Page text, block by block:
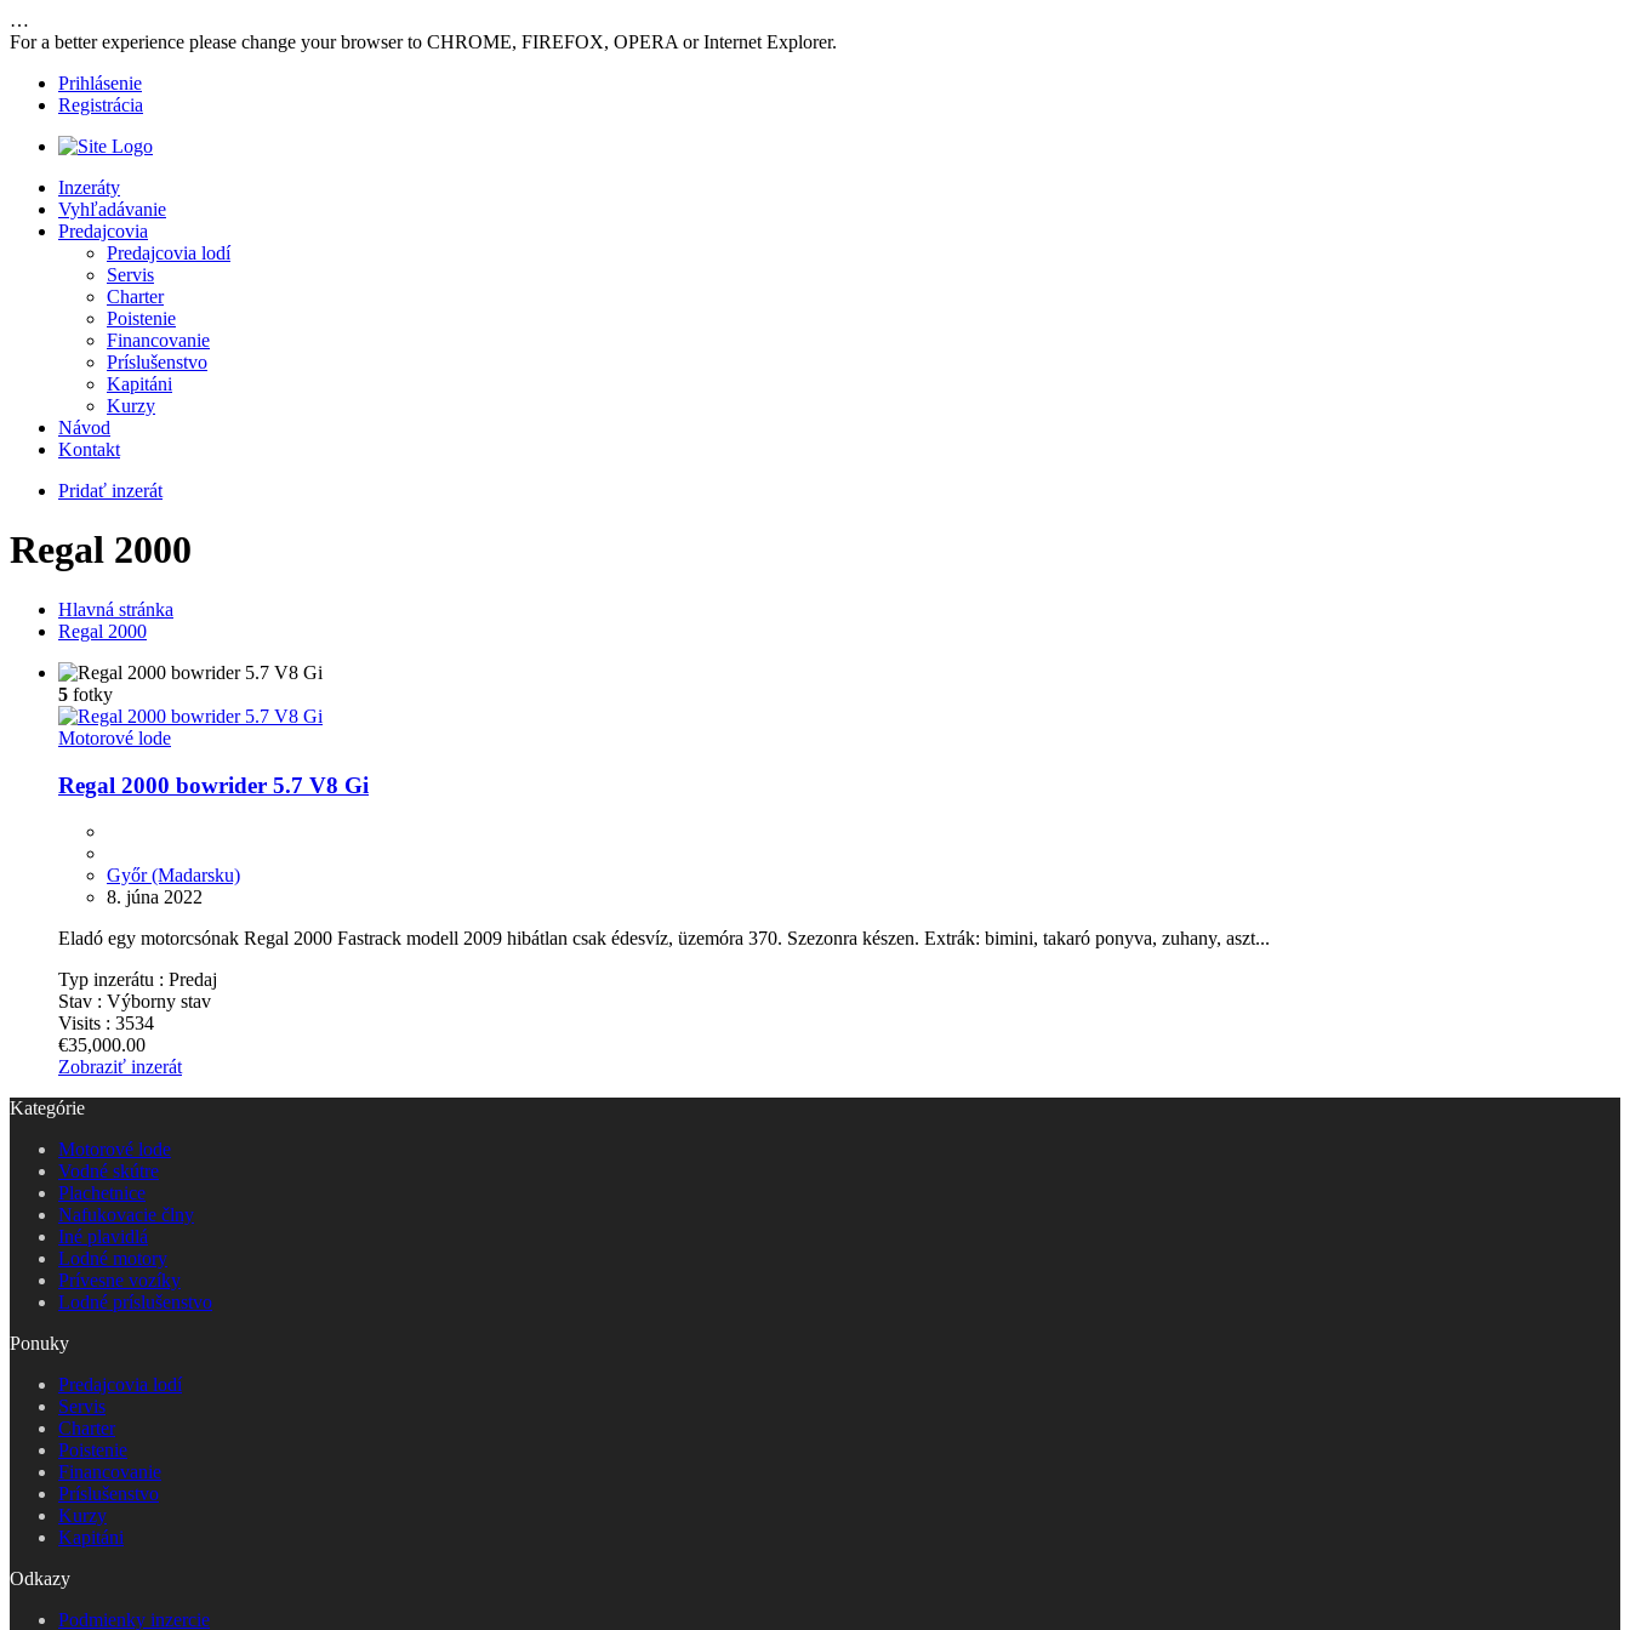
…
For a better experience please change your browser to CHROME, FIREFOX, OPERA or Internet Explorer.
Prihlásenie
Registrácia
Inzeráty
Vyhľadávanie
Predajcovia
Predajcovia lodí
Servis
Charter
Poistenie
Financovanie
Príslušenstvo
Kapitáni
Kurzy
Návod
Kontakt
Pridať inzerát
Regal 2000
Hlavná stránka
Regal 2000
5 fotky
Motorové lode
Regal 2000 bowrider 5.7 V8 Gi
Győr (Madarsku)
8. júna 2022
Eladó egy motorcsónak Regal 2000 Fastrack modell 2009 hibátlan csak édesvíz, üzemóra 370. Szezonra készen. Extrák: bimini, takaró ponyva, zuhany, aszt...
Typ inzerátu : Predaj
Stav : Výborny stav
Visits : 3534
€35,000.00
Zobraziť inzerát
Kategórie
Motorové lode
Vodné skútre
Plachetnice
Nafukovacie člny
Iné plavidlá
Lodné motory
Prívesne vozíky
Lodné príslušenstvo
Ponuky
Predajcovia lodí
Servis
Charter
Poistenie
Financovanie
Príslušenstvo
Kurzy
Kapitáni
Odkazy
Podmienky inzercie